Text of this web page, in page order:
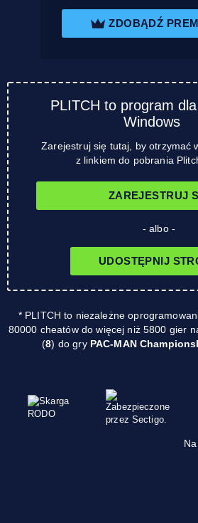
ZDOBĄDŹ
PLITCH to program
Windows
Zarejestruj się tutaj, by otrzymać
z linkiem do pobrania
ZAREJESTRUJ
- albo -
UDOSTĘPNIJ
* PLITCH to niezależne
80000 cheatów do więcej niż 5800 gier
(8) do gry PAC-MAN